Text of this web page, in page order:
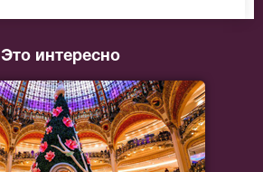
Это интересно